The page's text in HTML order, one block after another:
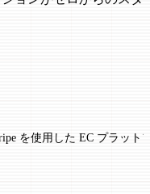
を使用した EC プラット